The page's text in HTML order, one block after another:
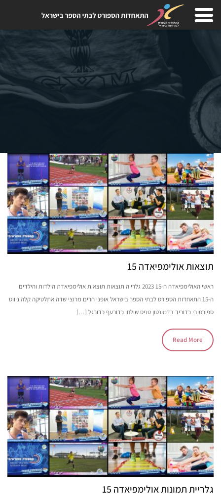
תוצאות אולימפיאדה 15
ראשי האולימפיאדה ה-15 2023 גלרייה תוצאות תוצאות אולימפיאדת הילדות והילדים
ה-15 התאחדות הספורט לבתי הספר בישראל אופני הרים מרוצי שדה אתלטיקה קלה ניווט
ספורטיבי כדוריד בדמינטון טניס שולחן כדורעף כדורגל […]
Read More
גלריית תמונות אולימפיאדה 15